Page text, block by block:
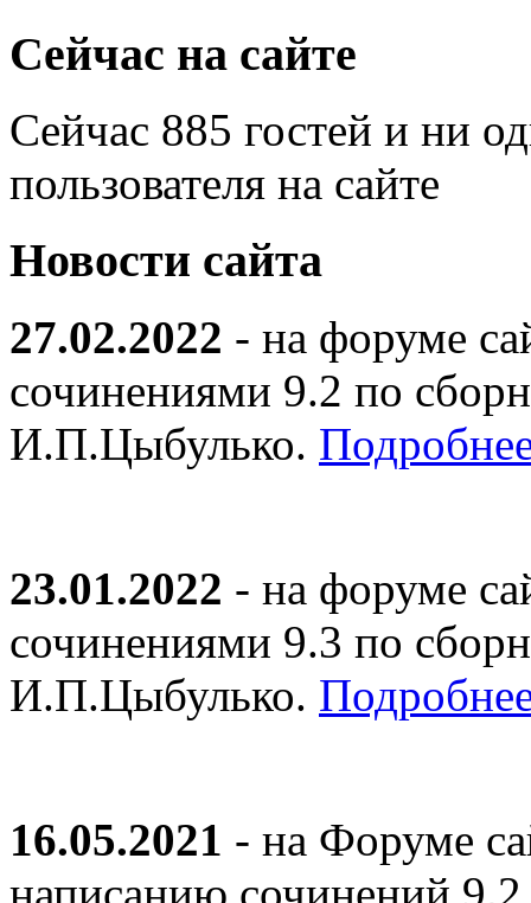
Сейчас на сайте
Сейчас 885 гостей и ни
пользователя на сайте
Новости сайта
27.02.2022 - на форуме
сочинениями 9.2 по
И.П.Цыбулько.
23.01.2022 - на форуме
сочинениями 9.3 по
И.П.Цыбулько.
16.05.2021 - на Форуме
написанию сочинений